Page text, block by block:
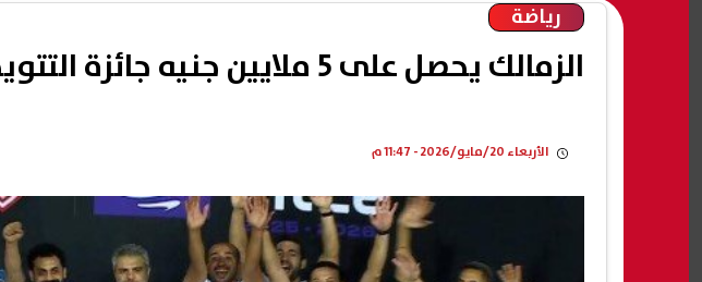
رياضة
الزمالك يحصل على 5 ملايين جنيه جائزة التتويج بالدوري الممتاز
الأربعاء 20/مايو/2026 - 11:47 م